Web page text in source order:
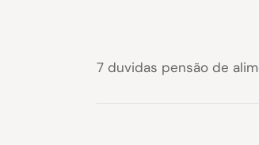
7 duvidas pensão de